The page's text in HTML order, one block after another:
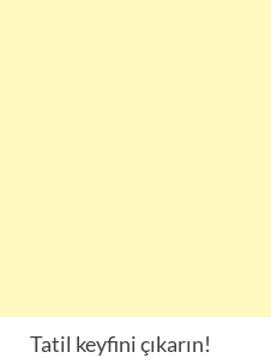
Tatil keyfini çıkarın!